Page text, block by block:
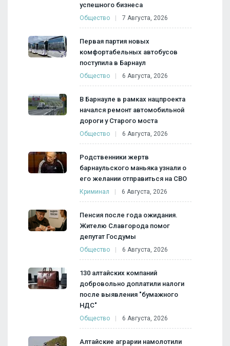
успешного бизнеса
Общество 7 Августа, 2026
Первая партия новых
комфортабельных автобусов
поступила в Барнаул
Общество 6 Августа, 2026
В Барнауле в рамках нацпроекта
начался ремонт автомобильной
дороги у Старого моста
Общество 6 Августа, 2026
Родственники жертв
барнаульского маньяка узнали о
его желании отправиться на СВО
Криминал 6 Августа, 2026
Пенсия после года ожидания.
Жителю Славгорода помог
депутат Госдумы
Общество 6 Августа, 2026
130 алтайских компаний
добровольно доплатили налоги
после выявления "бумажного
НДС"
Общество 6 Августа, 2026
Алтайские аграрии намолотили